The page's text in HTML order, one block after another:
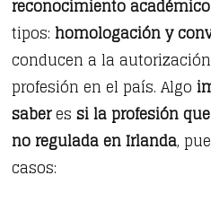
reconocimiento académico
tipos: homologación y
conducen a la
profesión en el país. Algo
saberessi la profesión
no regulada en Irlanda,
casos: